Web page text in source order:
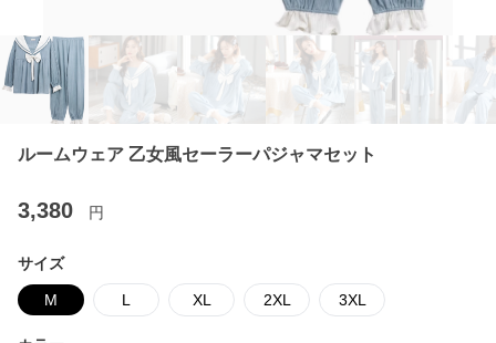
ルームウェア 乙女風セーラーパジャマセット
3,380 円
サイズ
M L XL 2XL 3XL